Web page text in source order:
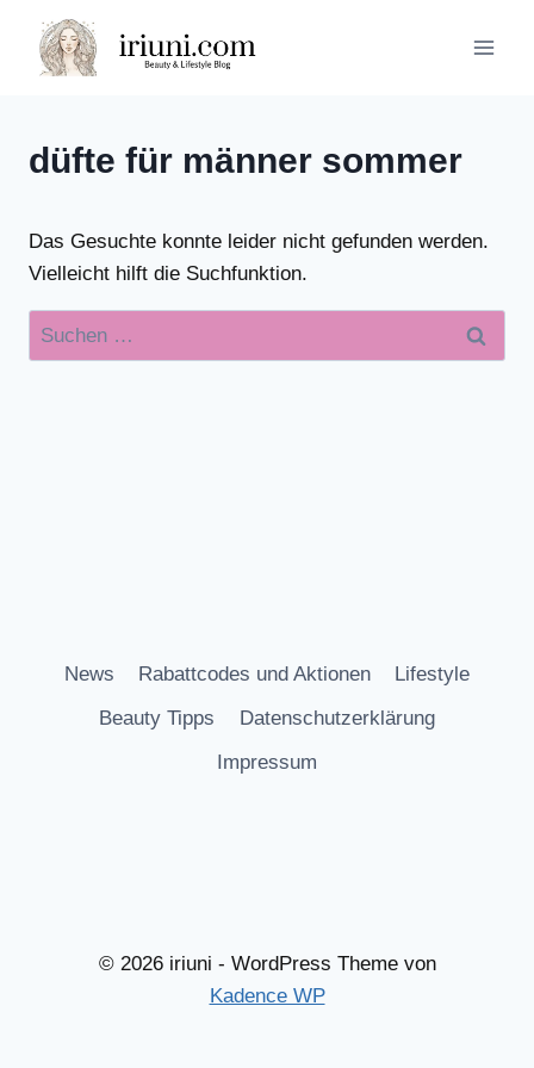
Inhalt
springen
düfte für männer sommer
Das Gesuchte konnte leider nicht gefunden werden.
Vielleicht hilft die Suchfunktion.
Suchen
nach:
News Rabattcodes und Aktionen
Lifestyle
Beauty Tipps
Datenschutzerklärung
Impressum
© 2026 iriuni - WordPress Theme von
Kadence WP